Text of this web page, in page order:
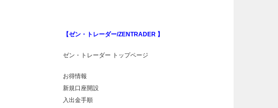
【ゼン・トレーダー/ZENTRADER 】
ゼン・トレーダー トップページ
お得情報
新規口座開設
入出金手順